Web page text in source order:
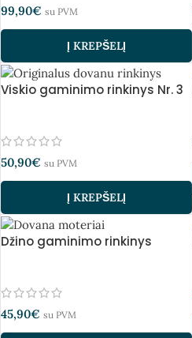
99,90€ su PVM
Į KREPŠELĮ
Viskio gaminimo rinkinys Nr. 3
50,90€ su PVM
Į KREPŠELĮ
Džino gaminimo rinkinys
45,90€ su PVM